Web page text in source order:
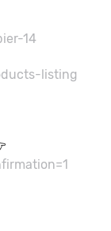
14
listing